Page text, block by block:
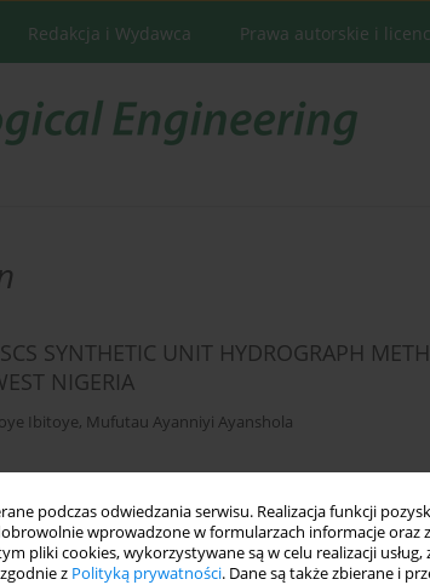
podczas odwiedzania serwisu. Realizacja funkcji
wprowadzone w formularzach informacje oraz
pliki cookies, wykorzystywane są w celu realizacji
z Polityką prywatności. Dane są także zbierane i
Redakcja i Wydawca Prawa autorskie i
SYNTHETIC UNIT HYDROGRAPH
NIGERIA
Ibitoye, Mufutau Ayanniyi Ayanshola